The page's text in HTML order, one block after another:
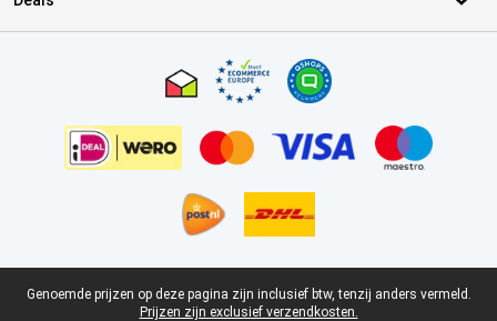
Juridische voettekst
Genoemde prijzen op deze pagina zijn inclusief btw, tenzij anders vermeld.
Prijzen zijn exclusief verzendkosten.